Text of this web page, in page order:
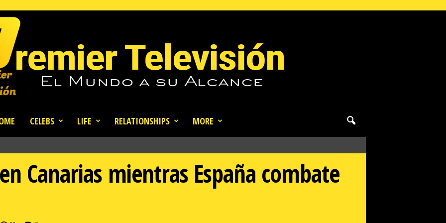
CELEBS LIFE RELATIONSHIPS MORE
Canarias mientras España combate